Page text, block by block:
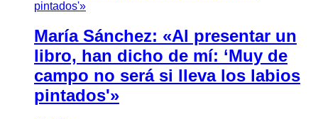
María Sánchez: «Al presentar un
libro, han dicho de mí: ‘Muy de
campo no será si lleva los labios
pintados'»